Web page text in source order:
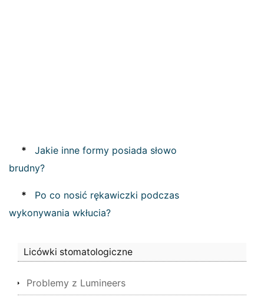
*
Jakie inne formy posiada słowo
brudny?
*
Po co nosić rękawiczki podczas
wykonywania wkłucia?
Licówki stomatologiczne
Problemy z Lumineers